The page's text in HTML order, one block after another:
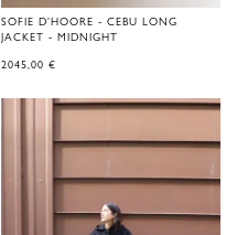
SOFIE D'HOORE - CEBU LONG
JACKET - MIDNIGHT
2045,00 €